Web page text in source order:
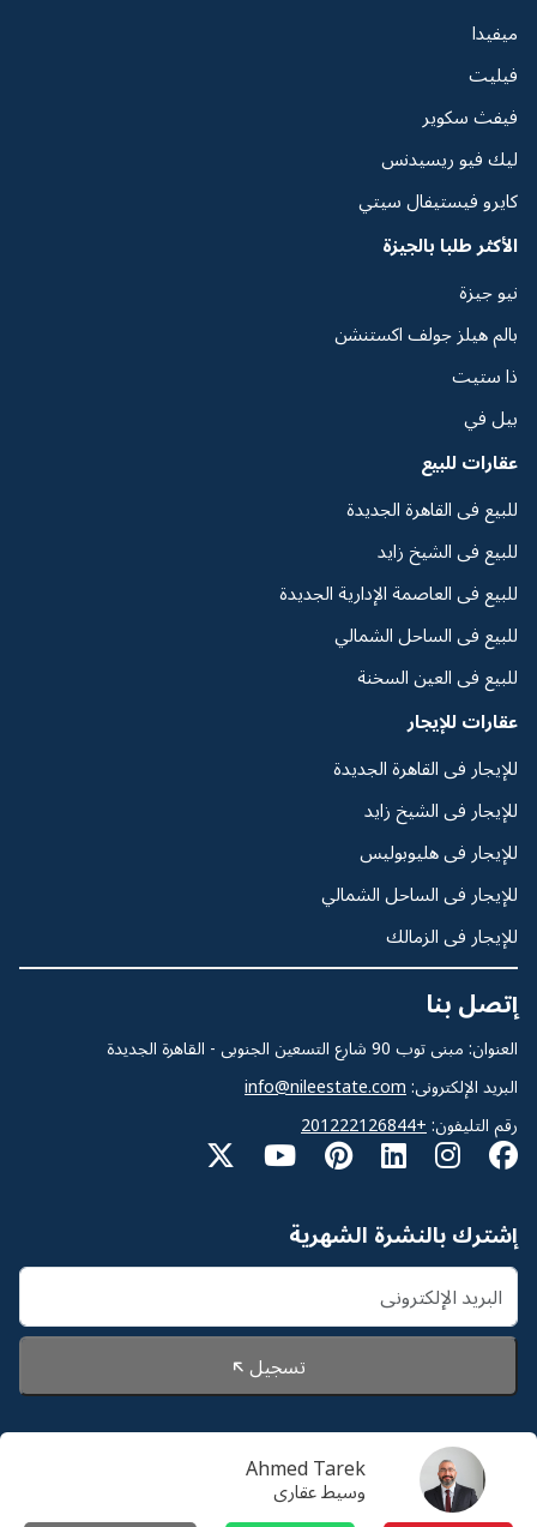
Ahmed Tarek
وسيط عقارى
ميفيدا
فيليت
فيفث سكوير
ليك فيو ريسيدنس
كايرو فيستيفال سيتي
الأكثر طلبا بالجيزة
نيو جيزة
بالم هيلز جولف اكستنشن
ذا ستيت
بيل في
عقارات للبيع
للبيع فى القاهرة الجديدة
للبيع فى الشيخ زايد
للبيع فى العاصمة الإدارية الجديدة
للبيع فى الساحل الشمالي
للبيع فى العين السخنة
عقارات للإيجار
للإيجار فى القاهرة الجديدة
للإيجار فى الشيخ زايد
للإيجار فى هليوبوليس
للإيجار فى الساحل الشمالي
للإيجار فى الزمالك
إتصل بنا
العنوان: مبنى توب 90 شارع التسعين الجنوبى - القاهرة الجديدة
البريد الإلكترونى: info@nileestate.com
رقم التليفون: +201222126844
إشترك بالنشرة الشهرية
تسجيل
© 2026 Nileestate. جميع الحقوق محفوظة لشركة نايل
استيت